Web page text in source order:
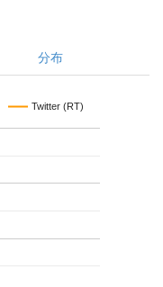
分布
Twitter (RT)